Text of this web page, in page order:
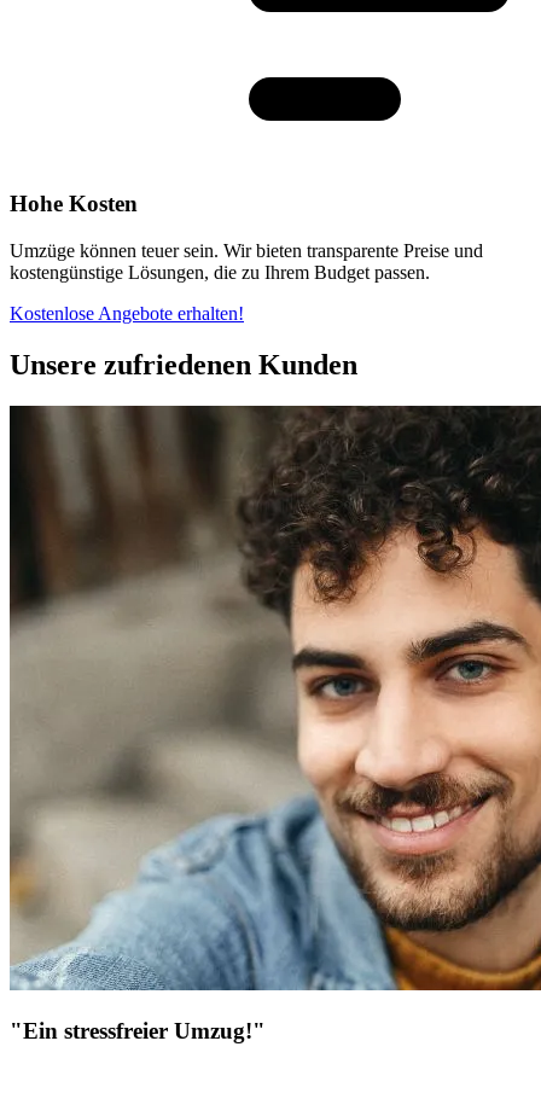
Hohe Kosten
Umzüge können teuer sein. Wir bieten transparente Preise und
kostengünstige Lösungen, die zu Ihrem Budget passen.
Kostenlose Angebote erhalten!
Unsere zufriedenen Kunden
"Ein stressfreier Umzug!"